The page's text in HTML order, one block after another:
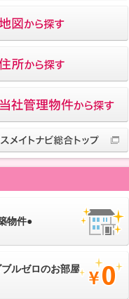
物件●
ルゼロのお部屋